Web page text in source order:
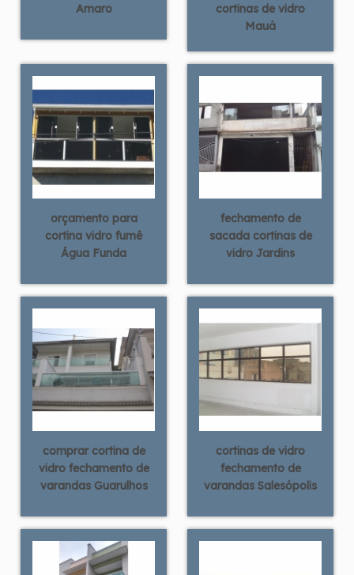
Amaro
cortinas de vidro
Mauá
orçamento para
cortina vidro fumê
Água Funda
fechamento de
sacada cortinas de
vidro Jardins
comprar cortina de
vidro fechamento de
varandas Guarulhos
cortinas de vidro
fechamento de
varandas Salesópolis